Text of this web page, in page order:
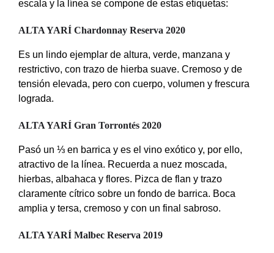
escala y la línea se compone de estas etiquetas:
ALTA YARÍ Chardonnay Reserva 2020
Es un lindo ejemplar de altura, verde, manzana y
restrictivo, con trazo de hierba suave. Cremoso y de
tensión elevada, pero con cuerpo, volumen y frescura
lograda.
ALTA YARÍ Gran Torrontés 2020
Pasó un ⅓ en barrica y es el vino exótico y, por ello,
atractivo de la línea. Recuerda a nuez moscada,
hierbas, albahaca y flores. Pizca de flan y trazo
claramente cítrico sobre un fondo de barrica. Boca
amplia y tersa, cremoso y con un final sabroso.
ALTA YARÍ Malbec Reserva 2019